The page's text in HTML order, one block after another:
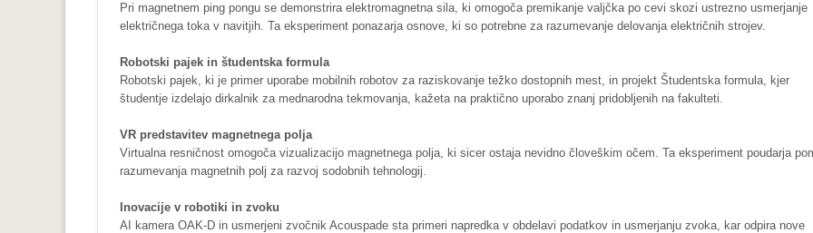
Pri magnetnem ping pongu se demonstrira elektromagnetna sila, ki omogoča premikanje valjčka po cevi skozi ustrezno usmerjanje
električnega toka v navitjih. Ta eksperiment ponazarja osnove, ki so potrebne za razumevanje delovanja električnih strojev.
Robotski pajek in študentska formula
Robotski pajek, ki je primer uporabe mobilnih robotov za raziskovanje težko dostopnih mest, in projekt Študentska formula, kjer
študentje izdelajo dirkalnik za mednarodna tekmovanja, kažeta na praktično uporabo znanj pridobljenih na fakulteti.
VR predstavitev magnetnega polja
Virtualna resničnost omogoča vizualizacijo magnetnega polja, ki sicer ostaja nevidno človeškim očem. Ta eksperiment poudarja
razumevanja magnetnih polj za razvoj sodobnih tehnologij.
Inovacije v robotiki in zvoku
AI kamera OAK-D in usmerjeni zvočnik Acouspade sta primeri napredka v obdelavi podatkov in usmerjanju zvoka, kar odpira nove